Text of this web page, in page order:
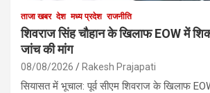
ताजा खबर देश मध्य प्रदेश राजनीति
शिवराज सिंह चौहान के खिलाफ EOW में
जांच की मांग
08/08/2026 Rakesh Prajapati
सियासत में भूचाल: पूर्व सीएम शिवराज के खिलाफ